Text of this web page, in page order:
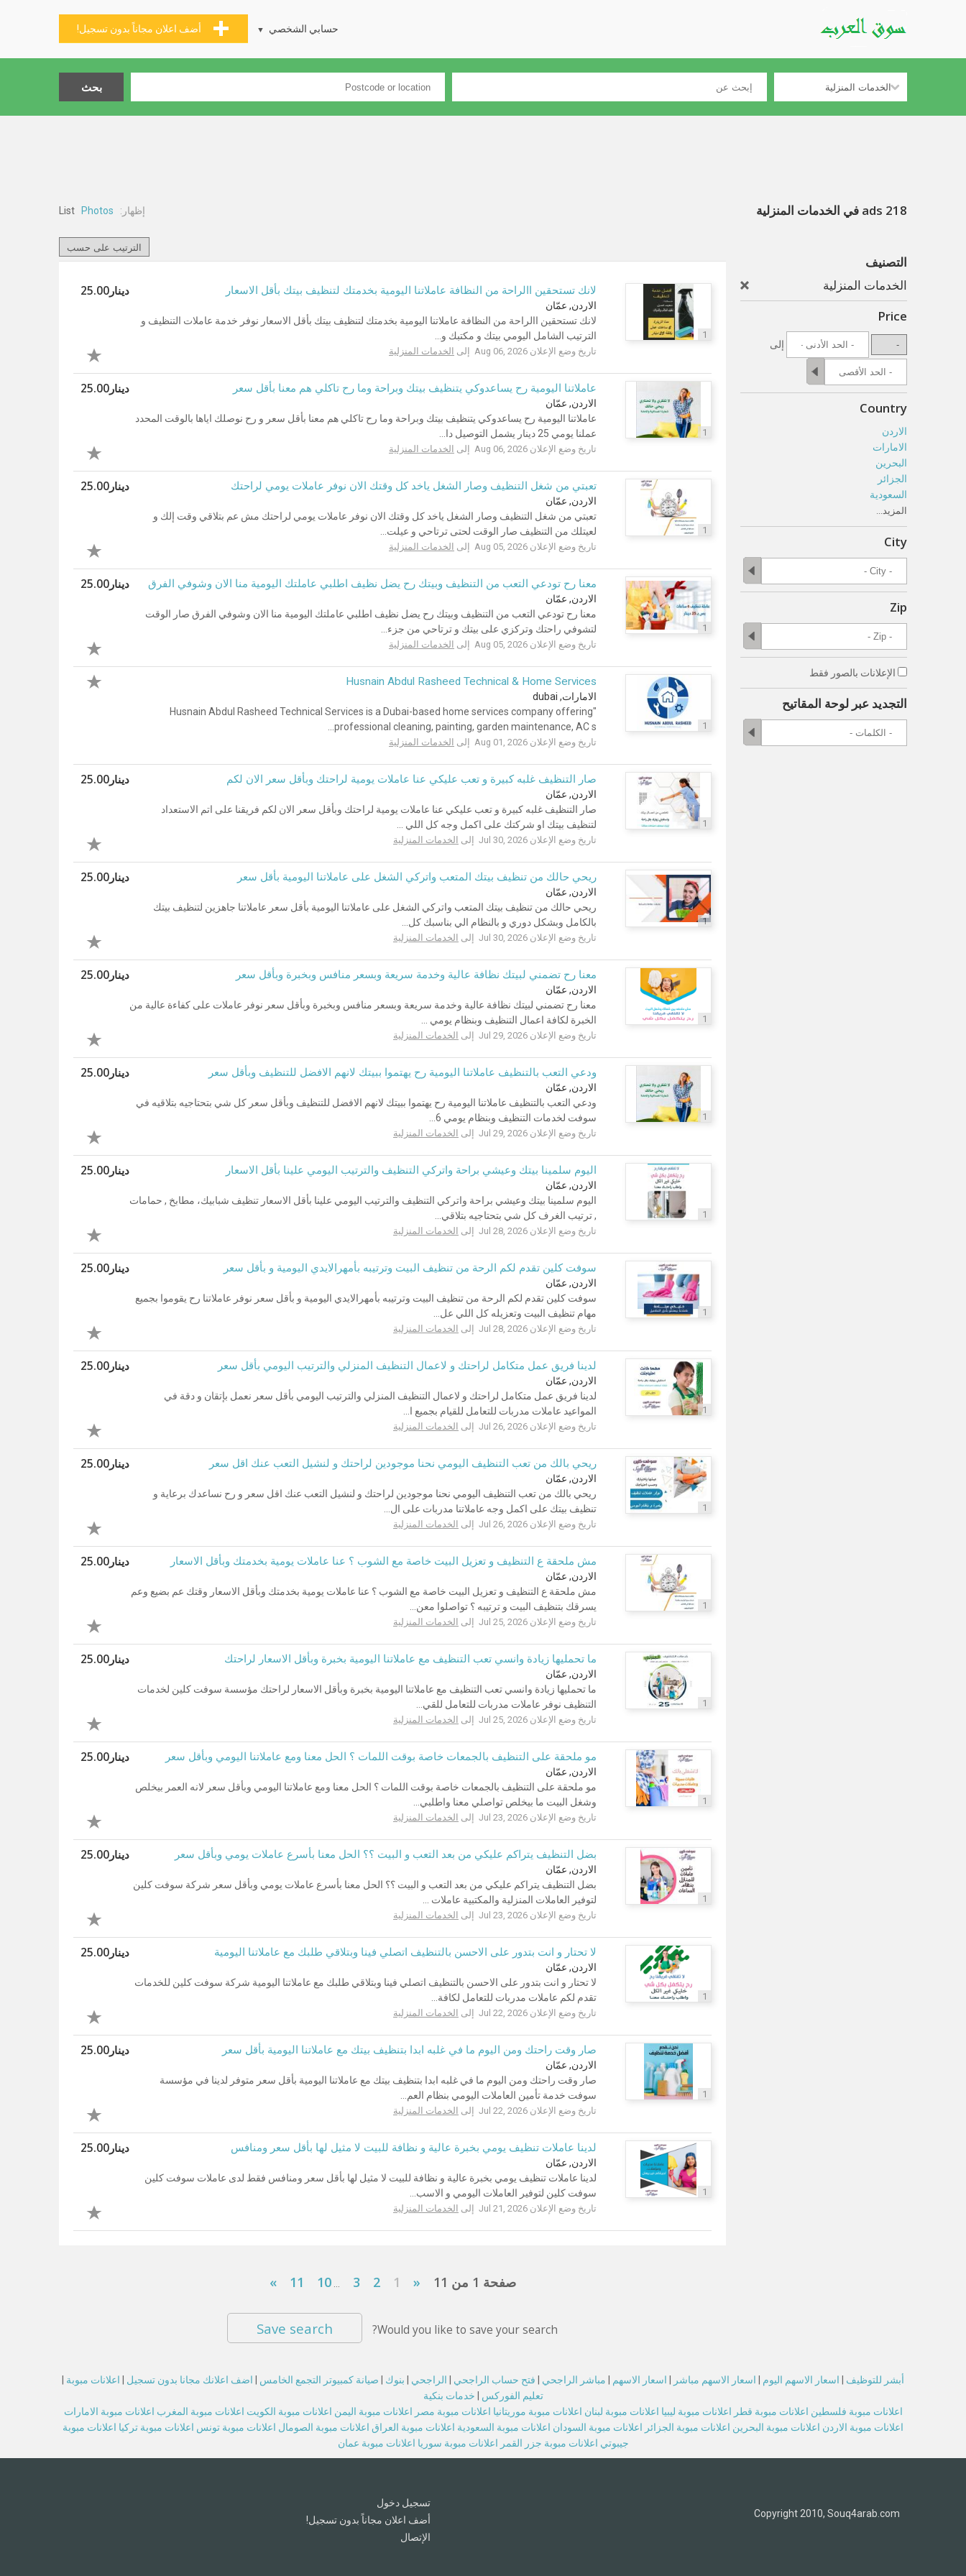
أضف اعلان مجاناً بدون تسجيل! حسابي الشخصي
218 ads في الخدمات المنزلية إظهار: Photos
التصنيف
الخدمات المنزلية
Price
إلى
Country
الاردن
الامارات
البحرين
الجزائر
السعودية
المزيد...
City
Zip
الإعلانات بالصور فقط
التجديد عبر لوحة المقاتيح
1
لانك تستحقين االراحة من النظافة عاملاتنا اليومية بخدمتك لتنظيف بيتك بأقل الاسعار
الاردن, عمّان
لانك تستحقين االراحة من النظافة عاملاتنا اليومية بخدمتك لتنظيف بيتك بأقل الاسعار نوفر خدمة عاملات التنظيف و
الترتيب الشامل اليومي بيتك و مكتبك و...
تاريخ وضع الإعلان Aug 06, 2026 إلى الخدمات المنزلية
دينار25.00
1
عاملاتنا اليومية رح يساعدوكي يتنظيف بيتك وبراحة وما رح تاكلي هم معنا بأقل سعر
الاردن, عمّان
عاملاتنا اليومية رح يساعدوكي يتنظيف بيتك وبراحة وما رح تاكلي هم معنا بأقل سعر و رح نوصلك اياها بالوقت المحدد
عملنا يومي 25 دينار يشمل التوصيل دا...
تاريخ وضع الإعلان Aug 06, 2026 إلى الخدمات المنزلية
دينار25.00
1
تعبتي من شغل التنظيف وصار الشغل ياخد كل وقتك الان نوفر عاملات يومي لراحتك
الاردن, عمّان
تعبتي من شغل التنظيف وصار الشغل ياخد كل وقتك الان نوفر عاملات يومي لراحتك مش عم بتلاقي وقت إلك و
لعيتلك من التنظيف صار الوقت لحتى ترتاحي و عيلت...
تاريخ وضع الإعلان Aug 05, 2026 إلى الخدمات المنزلية
دينار25.00
1
معنا رح تودعي التعب من التنظيف وبيتك رح يضل نظيف اطلبي عاملتك اليومية منا الان وشوفي الفرق
الاردن, عمّان
معنا رح تودعي التعب من التنظيف وبيتك رح يضل نظيف اطلبي عاملتك اليومية منا الان وشوفي الفرق صار الوقت
لتشوفي راحتك وتركزي على بيتك و ترتاحي من جزء...
تاريخ وضع الإعلان Aug 05, 2026 إلى الخدمات المنزلية
دينار25.00
1
Husnain Abdul Rasheed Technical & Home Services
الامارات, dubai
"Husnain Abdul Rasheed Technical Services is a Dubai-based home services company offering
professional cleaning, painting, garden maintenance, AC s...
تاريخ وضع الإعلان Aug 01, 2026 إلى الخدمات المنزلية
1
صار التنظيف غلبه كبيرة و تعب عليكي عنا عاملات يومية لراحتك وبأقل سعر الان لكم
الاردن, عمّان
صار التنظيف غلبه كبيرة و تعب عليكي عنا عاملات يومية لراحتك وبأقل سعر الان لكم فريقنا على اتم الاستعداد
لتنظيف بيتك او شركتك على اكمل وجه كل اللي ...
تاريخ وضع الإعلان Jul 30, 2026 إلى الخدمات المنزلية
دينار25.00
1
ريحي حالك من تنظيف بيتك المتعب واتركي الشغل على عاملاتنا اليومية بأقل سعر
الاردن, عمّان
ريحي حالك من تنظيف بيتك المتعب واتركي الشغل على عاملاتنا اليومية بأقل سعر عاملاتنا جاهزين لتنظيف بيتك
بالكامل وبشكل دوري و بالنظام الي بناسبك كل...
تاريخ وضع الإعلان Jul 30, 2026 إلى الخدمات المنزلية
دينار25.00
1
معنا رح تضمني لبيتك نظافة عالية وخدمة سريعة وبسعر منافس وبخبرة وبأقل سعر
الاردن, عمّان
معنا رح تضمني لبيتك نظافة عالية وخدمة سريعة وبسعر منافس وبخبرة وبأقل سعر نوفر عاملات على كفاءة عالية من
الخبرة لكافة اعمال التنظيف وبنظام يومي ...
تاريخ وضع الإعلان Jul 29, 2026 إلى الخدمات المنزلية
دينار25.00
1
ودعي التعب بالتنظيف عاملاتنا اليومية رح يهتموا ببيتك لانهم الافضل للتنظيف وبأقل سعر
الاردن, عمّان
ودعي التعب بالتنظيف عاملاتنا اليومية رح يهتموا ببيتك لانهم الافضل للتنظيف وبأقل سعر كل شي بتحتاجيه بتلاقيه في
سوفت لخدمات التنظيف وبنظام يومي 6...
تاريخ وضع الإعلان Jul 29, 2026 إلى الخدمات المنزلية
دينار25.00
1
اليوم سلمينا بيتك وعيشي براحة واتركي التنظيف والترتيب اليومي علينا بأقل الاسعار
الاردن, عمّان
اليوم سلمينا بيتك وعيشي براحة واتركي التنظيف والترتيب اليومي علينا بأقل الاسعار تنظيف شبابيك، مطابخ , حمامات
, ترتيب الغرف كل شي بتحتاجيه بتلاقي...
تاريخ وضع الإعلان Jul 28, 2026 إلى الخدمات المنزلية
دينار25.00
1
سوفت كلين تقدم لكم الرحة من تنظيف البيت وترتيبه بأمهرالايدي اليومية و بأقل سعر
الاردن, عمّان
سوفت كلين تقدم لكم الرحة من تنظيف البيت وترتيبه بأمهرالايدي اليومية و بأقل سعر نوفر عاملاتنا رح يقوموا بجميع
مهام تنظيف البيت وتعزيله كل اللي عل...
تاريخ وضع الإعلان Jul 28, 2026 إلى الخدمات المنزلية
دينار25.00
1
لدينا فريق عمل متكامل لراحتك و لاعمال التنظيف المنزلي والترتيب اليومي بأقل سعر
الاردن, عمّان
لدينا فريق عمل متكامل لراحتك و لاعمال التنظيف المنزلي والترتيب اليومي بأقل سعر نعمل بإتقان و دقة في
المواعيد عاملات مدربات للتعامل للقيام بجميع ا...
تاريخ وضع الإعلان Jul 26, 2026 إلى الخدمات المنزلية
دينار25.00
1
ريحي بالك من تعب التنظيف اليومي نحنا موجودين لراحتك و لنشيل التعب عنك اقل سعر
الاردن, عمّان
ريحي بالك من تعب التنظيف اليومي نحنا موجودين لراحتك و لنشيل التعب عنك اقل سعر و رح نساعدك برعاية و
تنظيف بيتك على اكمل وجه عاملاتنا مدربات على ال...
تاريخ وضع الإعلان Jul 26, 2026 إلى الخدمات المنزلية
دينار25.00
1
مش ملحقة ع التنظيف و تعزيل البيت خاصة مع الشوب ؟ عنا عاملات يومية بخدمتك وبأقل الاسعار
الاردن, عمّان
مش ملحقة ع التنظيف و تعزيل البيت خاصة مع الشوب ؟ عنا عاملات يومية بخدمتك وبأقل الاسعار وقتك عم بضيع وعم
يسرقك بتنظيف البيت و ترتيبه ؟ تواصلوا معن...
تاريخ وضع الإعلان Jul 25, 2026 إلى الخدمات المنزلية
دينار25.00
1
ما تحمليها زيادة وانسي تعب التنظيف مع عاملاتنا اليومية بخبرة وبأقل الاسعار لراحتك
الاردن, عمّان
ما تحمليها زيادة وانسي تعب التنظيف مع عاملاتنا اليومية بخبرة وبأقل الاسعار لراحتك مؤسسة سوفت كلين لخدمات
التنظيف نوفر عاملات مدربات للتعامل للقي...
تاريخ وضع الإعلان Jul 25, 2026 إلى الخدمات المنزلية
دينار25.00
1
مو ملحقة على التنظيف بالجمعات خاصة بوقت اللمات ؟ الحل معنا ومع عاملاتنا اليومي وبأقل سعر
الاردن, عمّان
مو ملحقة على التنظيف بالجمعات خاصة بوقت اللمات ؟ الحل معنا ومع عاملاتنا اليومي وبأقل سعر لانه العمر بيخلص
وشغل البيت ما بيخلص تواصلي معنا واطلبي...
تاريخ وضع الإعلان Jul 23, 2026 إلى الخدمات المنزلية
دينار25.00
1
بضل التنظيف يتراكم عليكي من بعد التعب و البيت ؟؟ الحل معنا بأسرع عاملات يومي وبأقل سعر
الاردن, عمّان
بضل التنظيف يتراكم عليكي من بعد التعب و البيت ؟؟ الحل معنا بأسرع عاملات يومي وبأقل سعر شركة سوفت كلين
لتوفير العاملات المنزلية والمكتبية عاملات ...
تاريخ وضع الإعلان Jul 23, 2026 إلى الخدمات المنزلية
دينار25.00
1
لا تحتار و انت بتدور على الاحسن بالتنظيف اتصلي فينا وبتلاقي طلبك مع عاملاتنا اليومية
الاردن, عمّان
لا تحتار و انت بتدور على الاحسن بالتنظيف اتصلي فينا وبتلاقي طلبك مع عاملاتنا اليومية شركة سوفت كلين للخدمات
تقدم لكم عاملات مدربات للتعامل لكافة...
تاريخ وضع الإعلان Jul 22, 2026 إلى الخدمات المنزلية
دينار25.00
1
صار وقت راحتك ومن اليوم ما في غلبه ابدا بتنظيف بيتك مع عاملاتنا اليومية بأقل سعر
الاردن, عمّان
صار وقت راحتك ومن اليوم ما في غلبه ابدا بتنظيف بيتك مع عاملاتنا اليومية بأقل سعر متوفر لدينا في مؤسسة
سوفت خدمة تأمين العاملات اليومي بنظام العم...
تاريخ وضع الإعلان Jul 22, 2026 إلى الخدمات المنزلية
دينار25.00
1
لدينا عاملات تنظيف يومي بخبرة عالية و نظافة للبيت لا مثيل لها بأقل سعر ومنافس
الاردن, عمّان
لدينا عاملات تنظيف يومي بخبرة عالية و نظافة للبيت لا مثيل لها بأقل سعر ومنافس فقط لدى عاملات سوفت كلين
سوفت كلين لتوفير العاملات اليومي و الاسب...
تاريخ وضع الإعلان Jul 21, 2026 إلى الخدمات المنزلية
دينار25.00
صفحة 1 من 11 «
1
2
3
...
10
11
»
Would you like to save your search?
Save search
أبشر للتوظيف اسعار الاسهم اليوم اسعار الاسهم مباشر اسعار الاسهم مباشر الراجحي فتح حساب الراجحي الراجحي بنوك صيانة كمبيوتر التجمع الخامس اضف اعلانك مجانا بدون تسجيل اعلانات مبوبة
تعليم الفوركس
خدمات بنكية
اعلانات مبوبة فلسطين اعلانات مبوبة قطر اعلانات مبوبة ليبيا اعلانات مبوبة لبنان اعلانات مبوبة موريتانيا اعلانات مبوبة مصر اعلانات مبوبة اليمن اعلانات مبوبة الكويت اعلانات مبوبة المغرب اعلانات مبوبة الامارات
اعلانات مبوبة الاردن اعلانات مبوبة البحرين اعلانات مبوبة الجزائر اعلانات مبوبة السودان اعلانات مبوبة السعودية اعلانات مبوبة العراق اعلانات مبوبة الصومال اعلانات مبوبة تونس اعلانات مبوبة تركيا اعلانات مبوبة
جيبوتي اعلانات مبوبة جزر القمر اعلانات مبوبة سوريا اعلانات مبوبة عمان
تسجيل دخول
أضف اعلان مجاناً بدون تسجيل!
الإتصال
Copyright 2010, Souq4arab.com